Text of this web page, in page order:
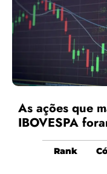
As ações que
IBOVESPA
Rank